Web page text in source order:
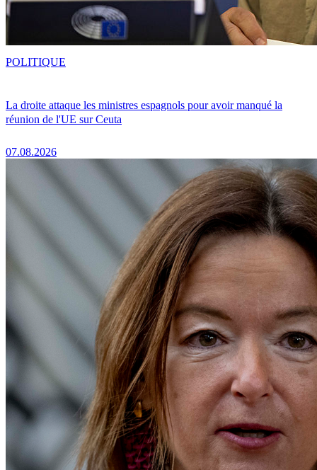
La droite attaque les ministres espagnols pour avoir manqué la
réunion de l'UE sur Ceuta
07.08.2026
POLITIQUE